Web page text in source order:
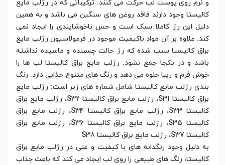
و نرم روی پوست لب حرکت می کنند. ترکیباتی که در رژلب مایع
کالیستا وجود دارند فاقد روغن های سنگین می باشد و به همین
دلیل این رژ کاملا سبک است و حس ناخوشایندی را ایجاد نمی
کند. علاوه بر آن مواد باکیفیت موجود در فرمولاسیون رژلب مایع
براق کالیستا سبب شده که رژ حالت چسبنده و ماسیده نداشته
باشد و در یکجا جمع نشود. رژلب مایع براق کالیستا لب ها را
خوش فرم و زیبا جلوه می دهد و رنگ های متنوع جذابی دارد. رنگ
بندی رژلب مایع کالیستا شامل شماره های زیر است: رژلب مایع
براق کالیستا S31، رژلب مایع براق کالیستا S32، رژلب مایع براق
کالیستا S33، رژلب مایع براق کالیستا S34، رژلب مایع براق
کالیستا S35، رژلب مایع براق کالیستا S36، رژلب مایع براق
کالیستا S37، رژلب مایع براق کالیستا S38
به دلیل وجود رنگدانه های با کیفیت و غنی در رژلب مایع براق
کالیستا، رنگ های طبیعی را روی لب ایجاد می کند که باعث جذاب